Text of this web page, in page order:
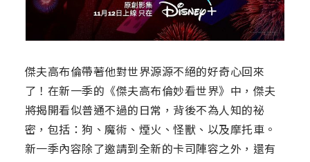
傑夫高布倫帶著他對世界源源不絕的好奇心回來
了！在新一季的《傑夫高布倫妙看世界》中，傑夫
將揭開看似普通不過的日常，背後不為人知的祕
密，包括：狗、魔術、煙火、怪獸、以及摩托車。
新一季內容除了邀請到全新的卡司陣容之外，還有